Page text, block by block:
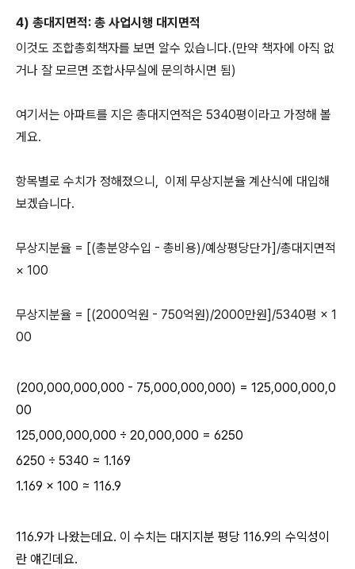
4) 총대지면적: 총 사업시행 대지면적
이것도 조합총회책자를 보면 알수 있습니다.(만약 책자에 아직 없
거나 잘 모르면 조합사무실에 문의하시면 됨)
여기서는 아파트를 지은 총대지연적은 5340평이라고 가정해 볼
게요.
항목별로 수치가 정해졌으니, 이제 무상지분율 계산식에 대입해
보겠습니다.
무상지분율 = [(총분양수입 - 총비용)/예상평당단가]/총대지면적
× 100
무상지분율 = [(2000억원 - 750억원)/2000만원]/5340평 × 1
00
(200,000,000,000 - 75,000,000,000) = 125,000,000,0
00
125,000,000,000 ÷ 20,000,000 = 6250
6250 ÷ 5340 ≈ 1.169
1.169 × 100 ≈ 116.9
116.9가 나왔는데요. 이 수치는 대지지분 평당 116.9의 수익성이
란 얘긴데요.